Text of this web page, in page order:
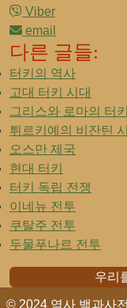
Viber
email
다른 글들:
터키의 역사
고대 터키 시대
그리스와 로마의 터
튀르키예의 비잔틴
오스만 제국
현대 터키
터키 독립 전쟁
이네뉴 전투
쿠탈주 전투
두물푸나르 전투
우리
© 2024 역사 백과사